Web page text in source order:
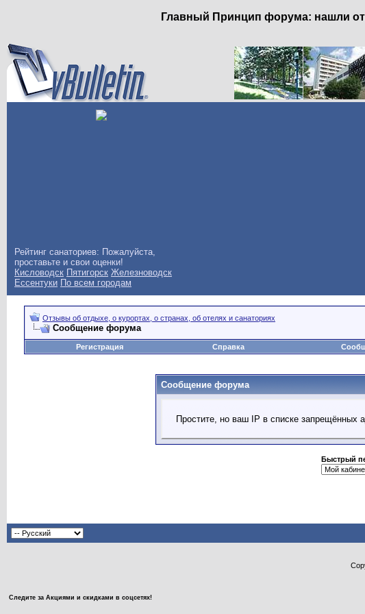
Главный Принцип форума: нашли
Рейтинг санаториев: Пожалуйста,
проставьте и свои оценки!
Кисловодск Пятигорск Железноводск
Ессентуки По всем городам
Отзывы об отдыхе, о курортах, о странах, об отелях и санаториях
Сообщение форума
Регистрация
Справка
Сообщение форума
Простите, но ваш IP в списке запрещённых
Быстрый
Следите за Акциями и скидками в соцсетях!